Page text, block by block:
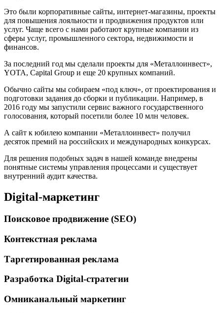
Это были корпоративные сайты, интернет-магазины, проекты
для повышения лояльности и продвижения продуктов или
услуг. Чаще всего с нами работают крупные компании из
сферы услуг, промышленного сектора, недвижимости и
финансов.
За последний год мы сделали проекты для «Металлоинвест»,
YOTA, Capital Group и еще 20 крупных компаний.
Обычно сайты мы собираем «под ключ», от проектирования и
подготовки задания до сборки и публикации. Например, в
2016 году мы запустили сервис важного государственного
голосования, который посетили более 10 млн человек.
А сайт к юбилею компании «Металлоинвест» получил
десяток премий на российских и международных конкурсах.
Для решения подобных задач в нашей команде внедрены
понятные системы управления процессами и существует
внутренний аудит качества.
Digital-маркетинг
Поисковое продвижение (SEO)
Контекстная реклама
Таргетированная реклама
Разработка Digital-стратегии
Омниканальный маркетинг